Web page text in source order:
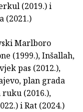
(2019.) i
(2021.)
Marlboro
(1999.), Inšallah,
pas (2012.),
plan grada
(2016.),
i Rat (2024.)